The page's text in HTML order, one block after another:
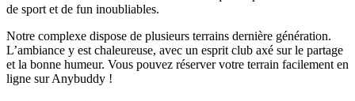
de sport et de fun inoubliables.
Notre complexe dispose de plusieurs terrains dernière génération.
L’ambiance y est chaleureuse, avec un esprit club axé sur le partage
et la bonne humeur. Vous pouvez réserver votre terrain facilement en
ligne sur Anybuddy !